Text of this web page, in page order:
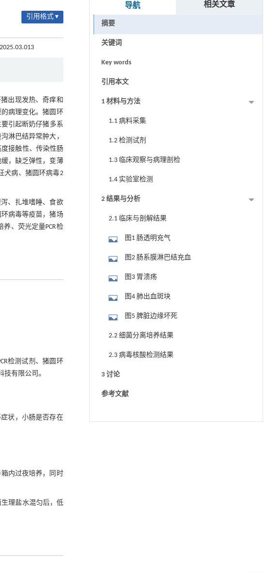
引用格式 ▾
出现发热、奇痒和
病理变化。猪圆环
要引起断奶仔猪多系
淋巴结异常肿大，
接触性、传染性肠
，缺乏弹性，变薄
犬病、猪圆环病毒2
、扎堆嗜睡、食欲
病毒等疫苗，猪场
、荧光定量PCR检
检测试剂、猪圆环
有限公司。
状，小肠是否存在
内过夜培养，同时
理盐水混匀后，低
导航 相关文章
摘要
关键词
Key words
引用本文
1 材料与方法
1.1 病料采集
1.2 检测试剂
1.3 临床观察与病理剖检
1.4 实验室检测
2 结果与分析
2.1 临床与剖解结果
图1 肠透明充气
图2 肠系膜淋巴结充血
图3 胃溃疡
图4 肺出血斑块
图5 脾脏边缘坏死
2.2 细菌分离培养结果
2.3 病毒核酸检测结果
3 讨论
参考文献